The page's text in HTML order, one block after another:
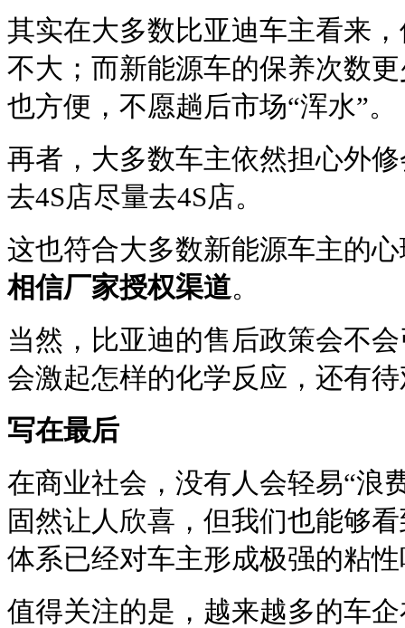
其实在大多数比亚迪车主看来
不大；而新能源车的保养次数
也方便，不愿趟后市场“浑水”。
再者，大多数车主依然担心外
去4S店尽量去4S店。
这也符合大多数新能源车主的
相信厂家授权渠道。
当然，比亚迪的售后政策会不
会激起怎样的化学反应，还有
写在最后
在商业社会，没有人会轻易“浪
固然让人欣喜，但我们也能够
体系已经对车主形成极强的粘
值得关注的是，越来越多的车